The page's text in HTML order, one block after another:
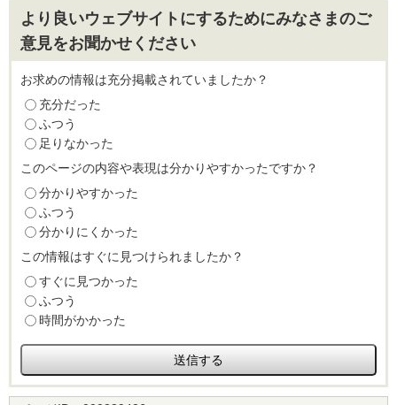
より良いウェブサイトにするためにみなさまのご
意見をお聞かせください
お求めの情報は充分掲載されていましたか？
充分だった
ふつう
足りなかった
このページの内容や表現は分かりやすかったですか？
分かりやすかった
ふつう
分かりにくかった
この情報はすぐに見つけられましたか？
すぐに見つかった
ふつう
時間がかかった